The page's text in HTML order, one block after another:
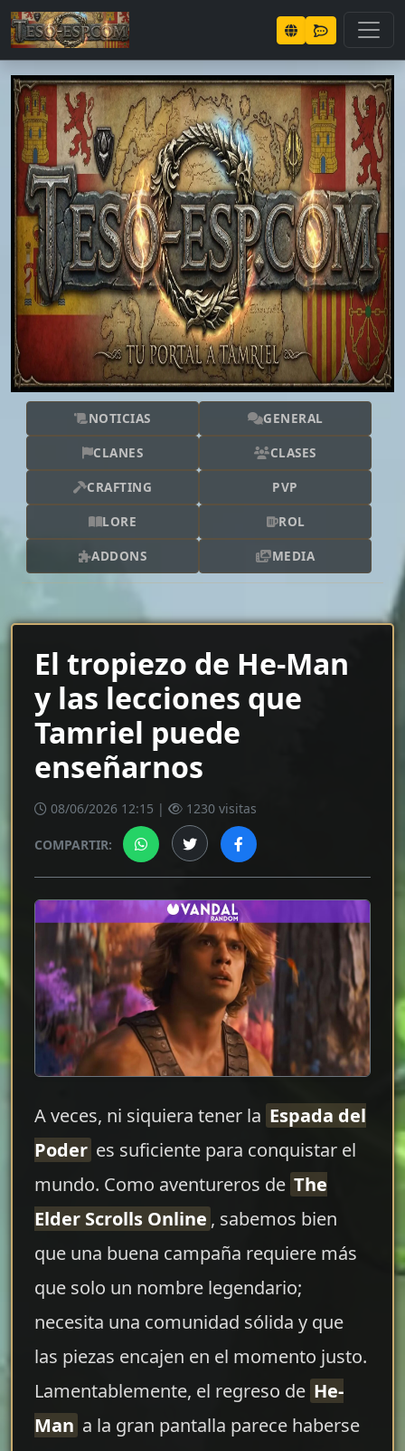
NOTICIAS
GENERAL
CLANES
CLASES
CRAFTING
PVP
LORE
ROL
ADDONS
MEDIA
El tropiezo de He-Man
y las lecciones que
Tamriel puede
enseñarnos
08/06/2026 12:15 | 1230 visitas
COMPARTIR:
A veces, ni siquiera tener la Espada del
Poder es suficiente para conquistar el
mundo. Como aventureros de The
Elder Scrolls Online , sabemos bien
que una buena campaña requiere más
que solo un nombre legendario;
necesita una comunidad sólida y que
las piezas encajen en el momento justo.
Lamentablemente, el regreso de He-
Man a la gran pantalla parece haberse